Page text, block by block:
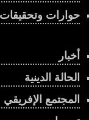
حوارات وتحقيقات
أخبار
الحالة الدينية
المجتمع الإفريقي